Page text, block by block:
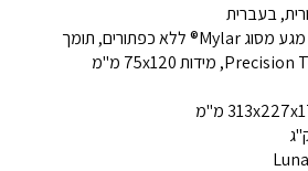
בעברית
משטח מגע מסוג Mylar® ללא כפתורים, תומך
ב‑Precision TouchPad (PTP), מידות 75x120 מ"מ